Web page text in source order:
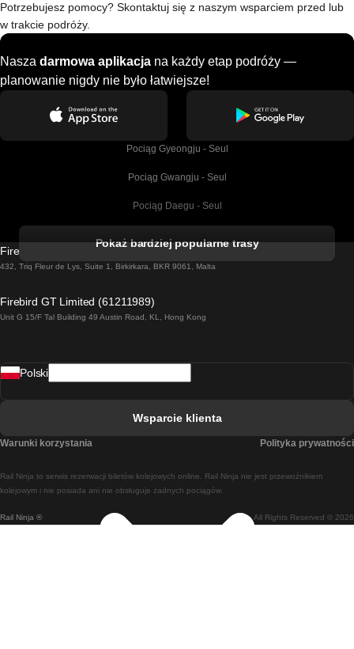
Potrzebujesz pomocy? Skontaktuj się z naszym wsparciem przed lub
w trakcie podróży.
Nasza darmowa aplikacja na każdy etap podróży —
planowanie nigdy nie było łatwiejsze!
Pociąg Gyeongju - Seul
Pociąg Gwangju - Seul
Pociąg Daegu - Seul
Pociąg Dublin - Galway
Pociąg Rzym - Neapol
Pociąg Madryt - Lizbona
Pociąg Madryt - Barcelona
Pokaż bardziej popularne trasy
Firebird GT Limited (OC 1451)
432, Triq Fleur de Lys, Suite 1, Birkirkara, BKR 9061, Malta
Firebird GT Limited (61211989)
Unit G 15/F Tal Building 49 Austin Road, KL, Hong Kong
Rail Ninja ® All Rights Reserved © 2026
Rail Ninja to serwis rezerwacji biletów kolejowych online. Rail Ninja nie jest przewoźnikiem
kolejowym i nie posiada ani nie obsługuje żadnych pociągów.
Polski
Wsparcie klienta
Warunki korzystania Polityka prywatności